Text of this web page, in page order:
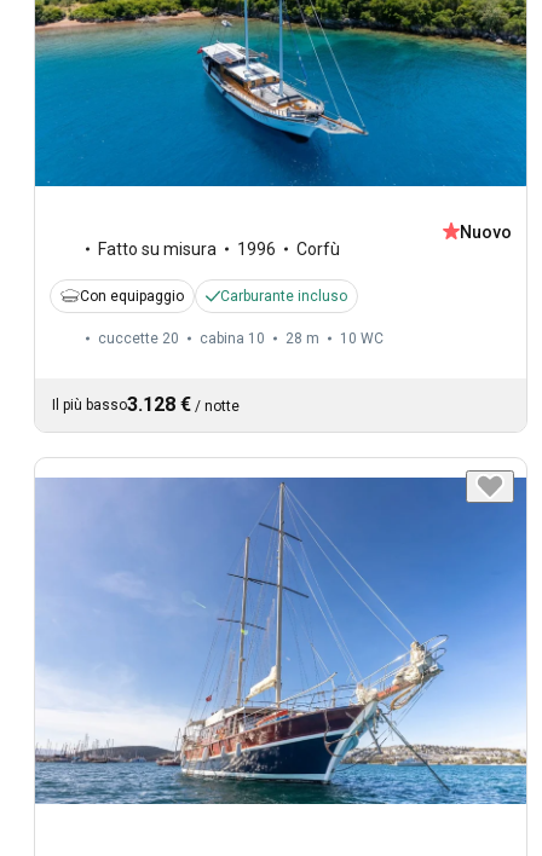
Fatto su misura 1996 Corfù
Nuovo
Con equipaggio Carburante incluso
cuccette 20 cabina 10 28 m 10 WC
Il più basso3.128 € / notte